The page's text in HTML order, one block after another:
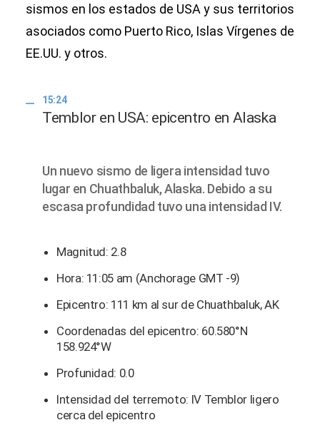
sismos en los estados de USA y sus territorios
asociados como Puerto Rico, Islas Vírgenes de
EE.UU. y otros.
15:24
Temblor en USA: epicentro en Alaska
Un nuevo sismo de ligera intensidad tuvo
lugar en Chuathbaluk, Alaska. Debido a su
escasa profundidad tuvo una intensidad IV.
Magnitud: 2.8
Hora: 11:05 am (Anchorage GMT -9)
Epicentro: 111 km al sur de Chuathbaluk, AK
Coordenadas del epicentro: 60.580°N
158.924°W
Profunidad: 0.0
Intensidad del terremoto: IV Temblor ligero
cerca del epicentro